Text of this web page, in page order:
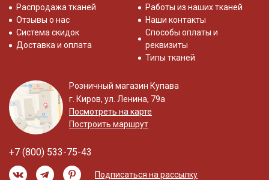
Распродажа тканей
Отзывы о нас
Система скидок
Доставка и оплата
Работы из наших тканей
Наши контакты
Способы оплаты и
реквизиты
Типы тканей
Розничный магазин Купава
г. Киров, ул. Ленина, 79а
Посмотреть на карте
Построить маршрут
+7 (800) 533-75-43
Подписаться на рассылку